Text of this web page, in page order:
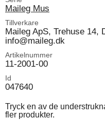
Maileg Mus
Tillverkare
Maileg ApS, Trehuse 14,
info@maileg.dk
Artikelnummer
11-2001-00
Id
047640
Tryck en av de
fler produkter.